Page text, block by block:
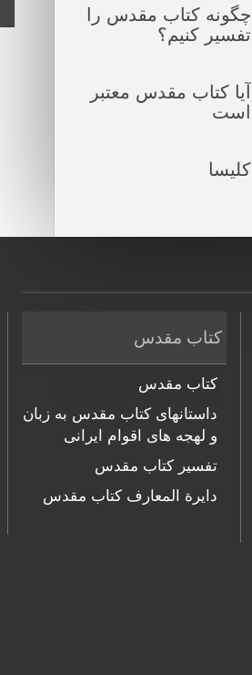
چگونه کتاب مقدس را
تفسیر کنیم؟
آیا کتاب مقدس معتبر
است
کلیسا
کتاب مقدس
کتاب مقدس
داستانهای کتاب مقدس به زبان
و لهجه های اقوام ایرانی
تفسیر کتاب مقدس
دایرة المعارف کتاب مقدس